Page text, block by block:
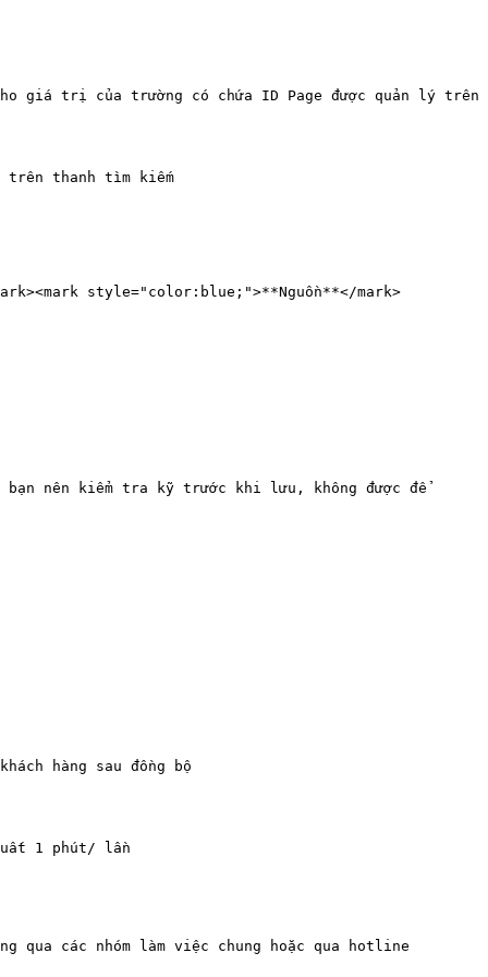
giá trị của trường có chứa ID Page được quản lý trên
trên thanh tìm kiếm
style="color:blue;">**Nguồn**</mark>
nên kiểm tra kỹ trước khi lưu, không được để
hàng sau đồng bộ
1 phút/ lần
các nhóm làm việc chung hoặc qua hotline